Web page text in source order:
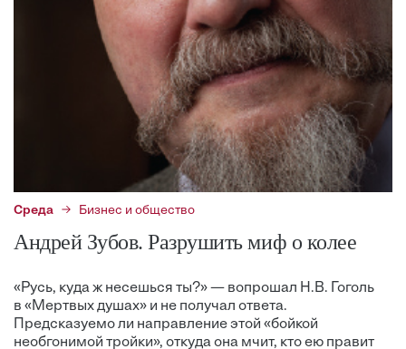
Среда Бизнес и общество
Андрей Зубов. Разрушить миф о колее
«Русь, куда ж несешься ты?» — вопрошал Н.В. Гоголь
в «Мертвых душах» и не получал ответа.
Предсказуемо ли направление этой «бойкой
необгонимой тройки», откуда она мчит, кто ею правит